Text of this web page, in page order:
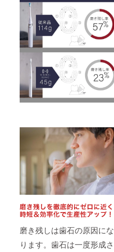
磨き残しは歯石の原因にな
ります。歯石は一度形成さ